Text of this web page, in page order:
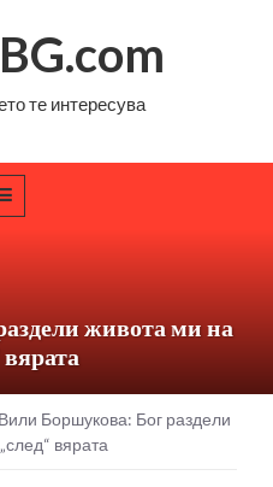
те интересува
живота ми на
Вили Боршукова: Бог раздели
вярата